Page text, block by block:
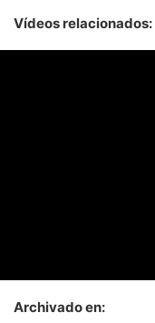
Vídeos relacionados:
Archivado en: